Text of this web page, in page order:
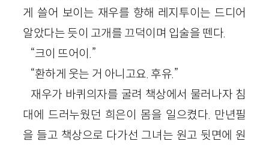
게 쓸어 보이는 재우를 향해 레지투이는 드디어
알았다는 듯이 고개를 끄덕이며 입술을 뗀다.
“크이 뜨어이.”
“환하게 웃는 거 아니고요. 후유.”
재우가 바퀴의자를 굴려 책상에서 물러나자 침
대에 드러누웠던 희은이 몸을 일으켰다. 만년필
을 들고 책상으로 다가선 그녀는 원고 뒷면에 원